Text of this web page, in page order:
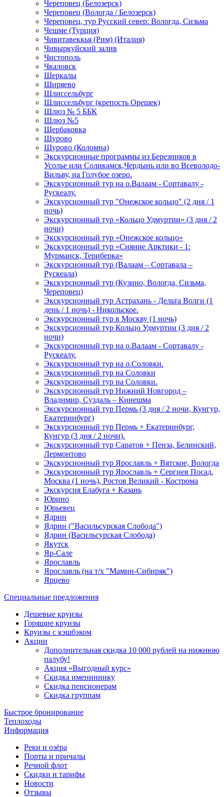
Череповец (Белозерск)
Череповец (Вологда / Белозерск)
Череповец, тур Русский север: Вологда, Сизьма
Чешме (Турция)
Чивитавеккья (Рим) (Италия)
Чивыркуйский залив
Чистополь
Чкаловск
Шеркалы
Ширяево
Шлиссельбург
Шлиссельбург (крепость Орешек)
Шлюз № 5 ББК
Шлюз №5
Щербаковка
Щурово
Щурово (Коломна)
Экскурсионные программы из Березников в
Усолье или Соликамск,Чердынь или во Всеволодо-
Вильву, на Голубое озеро.
Экскурсионный тур на о.Валаам - Сортавалу -
Рускеалу.
Экскурсионный тур "Онежское кольцо" (2 дня / 1
ночь)
Экскурсионный тур «Кольцо Удмуртии» (3 дня / 2
ночи)
Экскурсионный тур «Онежское кольцо»
Экскурсионный тур «Сияние Арктики - 1:
Мурманск, Териберка»
Экскурсионный тур (Валаам – Сортавала –
Рускеала)
Экскурсионный тур (Кузино, Вологда, Сизьма,
Череповец)
Экскурсионный тур Астрахань - Дельта Волги (1
день / 1 ночь) - Никольское.
Экскурсионный тур в Москву (1 ночь)
Экскурсионный тур Кольцо Удмуртии (3 дня / 2
ночи)
Экскурсионный тур на о.Валаам - Сортавалу -
Рускеалу.
Экскурсионный тур на о.Соловки.
Экскурсионный тур на Соловки
Экскурсионный тур на Соловки.
Экскурсионный тур Нижний Новгород –
Владимир, Суздаль – Кинешма
Экскурсионный тур Пермь (3 дня / 2 ночи, Кунгур,
Екатеринбург)
Экскурсионный тур Пермь + Екатеринбург,
Кунгур (3 дня / 2 ночи).
Экскурсионный тур Саратов + Пенза, Белинский,
Лермонтово
Экскурсионный тур Ярославль + Вятское, Вологда
Экскурсионный тур Ярославль + Сергиев Посад,
Москва (1 ночь), Ростов Великий - Кострома
Экскурсия Елабуга + Казань
Юрино
Юрьевец
Ядрин
Ядрин ("Васильсурская Слобода")
Ядрин (Васильсурская Слобода)
Якутск
Яр-Сале
Ярославль
Ярославль (на т/х "Мамин-Сибиряк")
Ярцево
Специальные предложения
Дешевые круизы
Горящие круизы
Круизы с кэшбэком
Акции
Дополнительная скидка 10 000 рублей на нижнюю
палубу!
Акция «Выгодный курс»
Скидка имениннику
Скидка пенсионерам
Скидка группам
Быстрое бронирование
Теплоходы
Информация
Реки и озёра
Порты и причалы
Речной флот
Скидки и тарифы
Новости
Отзывы